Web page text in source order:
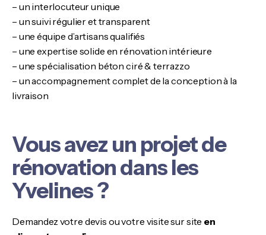
– un interlocuteur unique
– un suivi régulier et transparent
– une équipe d’artisans qualifiés
– une expertise solide en rénovation intérieure
– une spécialisation béton ciré & terrazzo
– un accompagnement complet de la conception à la
livraison
Vous avez un projet de
rénovation dans les
Yvelines ?
Demandez votre devis ou votre visite sur site en